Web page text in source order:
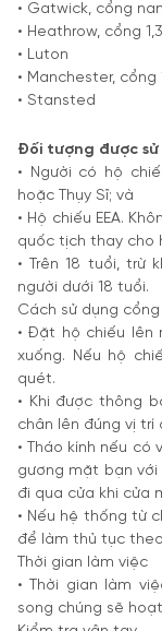
• Gatwick, cổng
• Heathrow, cổng
• Luton
• Manchester, cổng
• Stansted
Đối tượng được
• Người có hộ
hoặc Thụy Sĩ; và
• Hộ chiếu EEA.
quốc tịch thay cho
• Trên 18 tuổi, trừ
người dưới 18 tuổi.
Cách sử dụng cổng
• Đặt hộ chiếu lên
xuống. Nếu hộ
quét.
• Khi được thông
chân lên đúng vị trí
• Tháo kính nếu
gương mặt bạn
đi qua cửa khi cửa
• Nếu hệ thống từ
để làm thủ tục
Thời gian làm việc
• Thời gian làm
song chúng sẽ